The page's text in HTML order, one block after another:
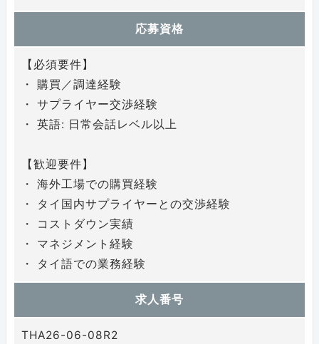
応募資格
【必須要件】
・ 購買／調達経験
・ サプライヤー交渉経験
・ 英語: 日常会話レベル以上
【歓迎要件】
・ 海外工場での購買経験
・ タイ国内サプライヤーとの交渉経験
・ コストダウン実績
・ マネジメント経験
・ タイ語での業務経験
求人番号
THA26-06-08R2